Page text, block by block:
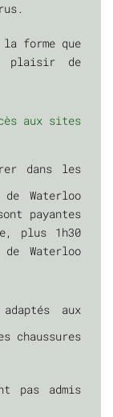
forme que
plaisir de
aux sites
dans les
Waterloo
payantes
plus 1h30
Waterloo
aux
chaussures
pas admis